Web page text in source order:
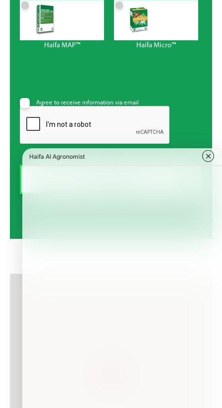
Haifa MAP™ Haifa Micro™
Agree to receive information via email